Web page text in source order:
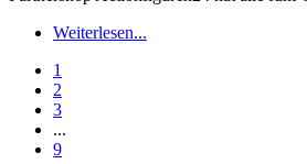
Weiterlesen...
1
2
3
...
9